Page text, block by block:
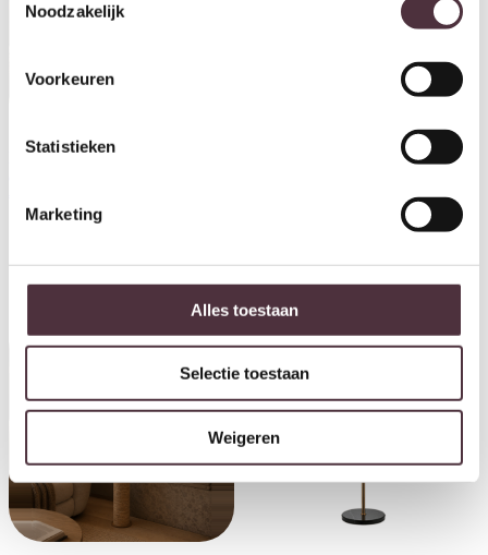
Noodzakelijk
Voorkeuren
Statistieken
Marketing
Alles toestaan
Selectie toestaan
Weigeren
By-Boo vloerlamp 35x35x145
By-Boo vloerlamp 35x35x145
cm Cocoon bruin linnen